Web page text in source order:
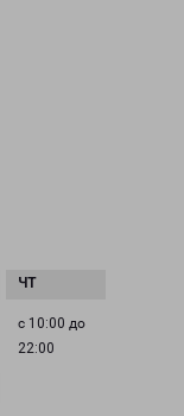
с 10:00 до
22:00